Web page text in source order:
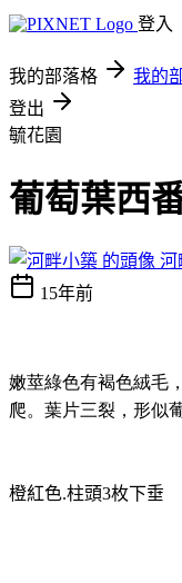
登入
我的部落格 我的
登出
毓花園
葡萄葉西
河
15年前
嫩莖綠色有褐色絨毛
爬。葉片三裂，形似
橙紅色.柱頭3枚下垂